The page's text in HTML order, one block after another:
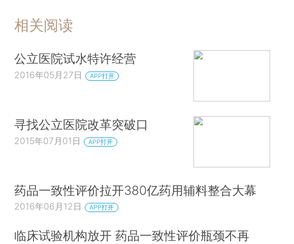
相关阅读
公立医院试水特许经营
2016年05月27日 APP打开
寻找公立医院改革突破口
2015年07月01日 APP打开
药品一致性评价拉开380亿药用辅料整合大幕
2016年06月12日 APP打开
临床试验机构放开 药品一致性评价瓶颈不再